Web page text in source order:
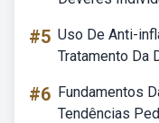
#5 Uso De Anti-
Tratamento Da
#6 Fundamentos
Tendências